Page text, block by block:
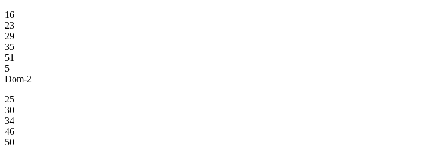
16
23
29
35
51
5
Dom-2
25
30
34
46
50